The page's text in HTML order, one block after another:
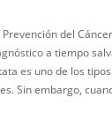
del
a tiempo
es uno de los
Sin embargo,